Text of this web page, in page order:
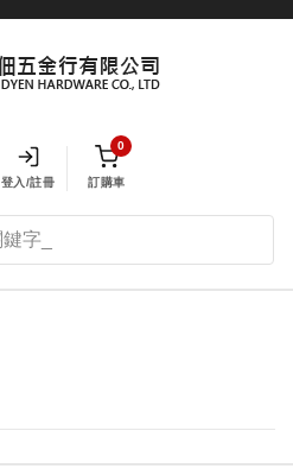
登入/註冊
0
訂購車